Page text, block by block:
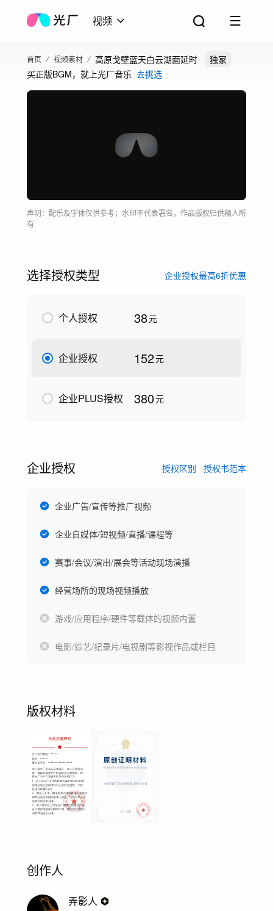
视频
首页 视频素材 高原戈壁蓝天白云湖面延时
独家
买正版BGM，就上光厂音乐 去挑选
声明：配乐及字体仅供参考；水印不代表署名，作品版权归供稿人所
有
选择授权类型 企业授权最高6折优惠
个人授权 38元
企业授权 152元
企业PLUS授权 380元
企业授权 授权区别 授权书范本
企业广告/宣传等推广视频
企业自媒体/短视频/直播/课程等
赛事/会议/演出/展会等活动现场演播
经营场所的现场视频播放
游戏/应用程序/硬件等载体的视频内置
电影/综艺/纪录片/电视剧等影视作品或栏目
版权材料
创作人
弄影人